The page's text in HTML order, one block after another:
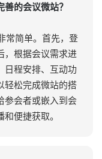
的会议微站？
常简单。首先，登
，根据会议需求进
日程安排、互动功
轻松完成微站的搭
参会者或嵌入到会
便捷获取。